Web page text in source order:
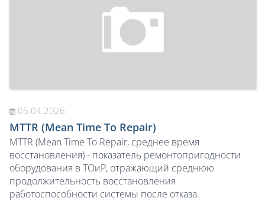
05.04.2026
MTTR (Mean Time To Repair)
MTTR (Mean Time To Repair, среднее время
восстановления) - показатель ремонтопригодности
оборудования в ТОиР, отражающий среднюю
продолжительность восстановления
работоспособности системы после отказа.